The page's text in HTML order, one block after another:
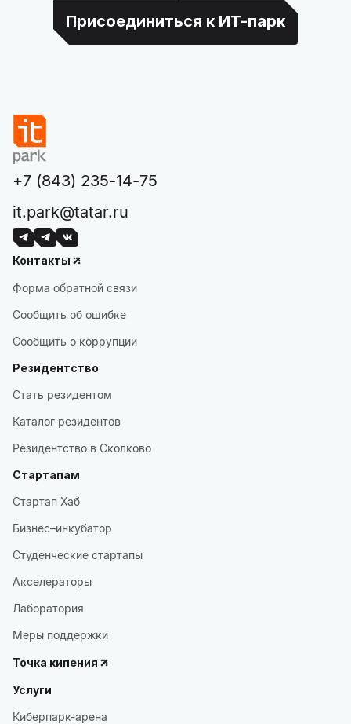
Присоединиться к ИТ-парк
+7 (843) 235-14-75
it.park@tatar.ru
Контакты
Форма обратной связи
Сообщить об ошибке
Сообщить о коррупции
Резидентство
Стать резидентом
Каталог резидентов
Резидентство в Сколково
Стартапам
Стартап Хаб
Бизнес–инкубатор
Студенческие стартапы
Акселераторы
Лаборатория
Меры поддержки
Точка кипения
Услуги
Киберпарк-арена